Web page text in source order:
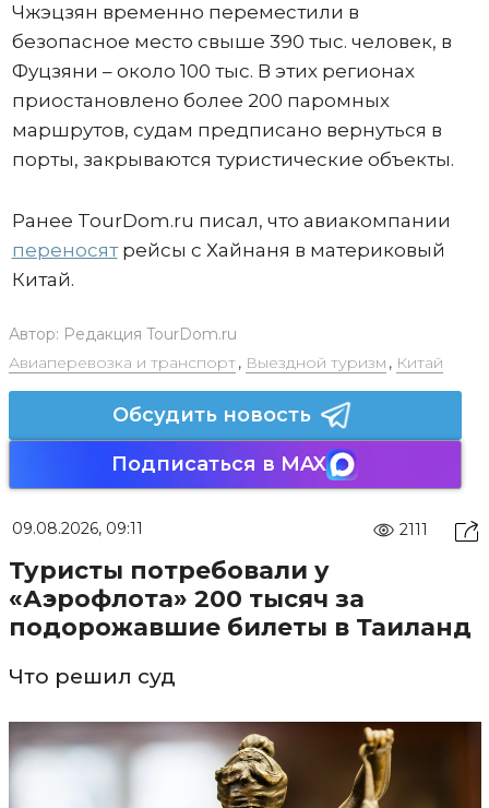
Чжэцзян временно переместили в
безопасное место свыше 390 тыс. человек, в
Фуцзяни – около 100 тыс. В этих регионах
приостановлено более 200 паромных
маршрутов, судам предписано вернуться в
порты, закрываются туристические объекты.
Ранее TourDom.ru писал, что авиакомпании
переносятрейсы с Хайнаня в материковый
Китай.
Автор: Редакция TourDom.ru
Авиаперевозка и транспорт, Выездной туризм , Китай
Обсудить новость
Подписаться в MAX
09.08.2026, 09:11 2111
Туристы потребовали у
«Аэрофлота» 200 тысяч за
подорожавшие билеты в Таиланд
Что решил суд